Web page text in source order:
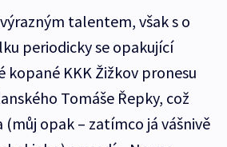
talentem, však s o
periodicky se opakující
KKK Žižkov pronesu
Tomáše Řepky, což
opak – zatímco já vášnivě